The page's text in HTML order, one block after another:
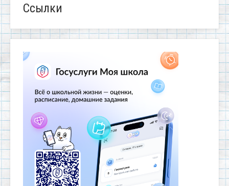
Ссылки